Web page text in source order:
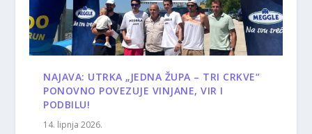
NAJAVA: UTRKA „JEDNA ŽUPA – TRI CRKVE“
PONOVNO POVEZUJE VINJANE, VIR I
PODBILU!
14. lipnja 2026.